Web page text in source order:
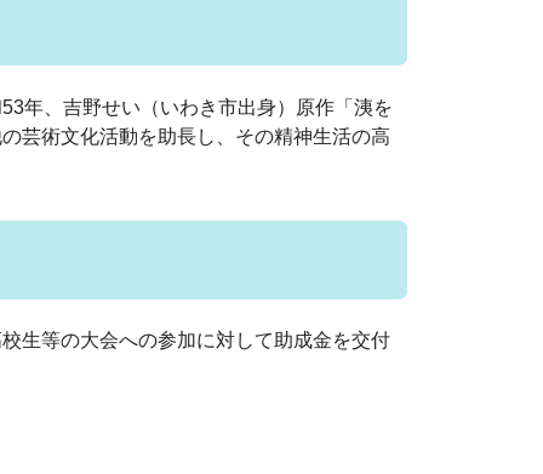
選挙管理委員会
市制施行周年関連情報
組織一覧
年、吉野せい（いわき市出身）原作「洟を
芸術文化活動を助長し、その精神生活の高
生等の大会への参加に対して助成金を交付